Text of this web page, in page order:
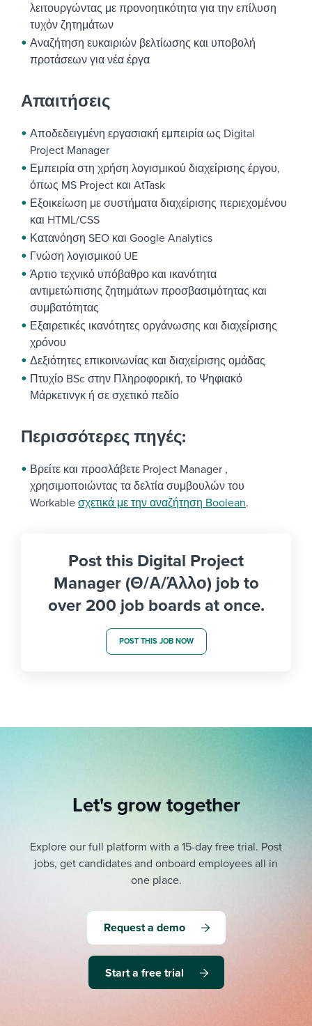
λειτουργώντας με προνοητικότητα για την επίλυση
τυχόν ζητημάτων
Αναζήτηση ευκαιριών βελτίωσης και υποβολή
προτάσεων για νέα έργα
Απαιτήσεις
Αποδεδειγμένη εργασιακή εμπειρία ως Digital
Project Manager
Εμπειρία στη χρήση λογισμικού διαχείρισης έργου,
όπως MS Project και AtTask
Εξοικείωση με συστήματα διαχείρισης περιεχομένου
και HTML/CSS
Κατανόηση SEO και Google Analytics
Γνώση λογισμικού UE
Άρτιο τεχνικό υπόβαθρο και ικανότητα
αντιμετώπισης ζητημάτων προσβασιμότητας και
συμβατότητας
Εξαιρετικές ικανότητες οργάνωσης και διαχείρισης
χρόνου
Δεξιότητες επικοινωνίας και διαχείρισης ομάδας
Πτυχίο BSc στην Πληροφορική, το Ψηφιακό
Μάρκετινγκ ή σε σχετικό πεδίο
Περισσότερες πηγές:
Βρείτε και προσλάβετε Project Manager ,
χρησιμοποιώντας τα δελτία συμβουλών του
Workable σχετικά με την αναζήτηση Boolean.
Post this Digital Project
Manager (Θ/Α/Άλλο) job to
over 200 job boards at once.
POST THIS JOB NOW
Let's grow together
Explore our full platform with a 15-day free trial. Post
jobs, get candidates and onboard employees all in
one place.
Request a demo
Start a free trial